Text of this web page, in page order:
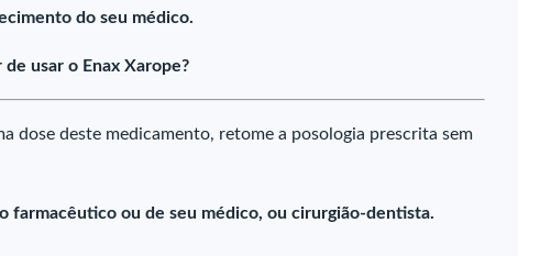
do seu médico.
usar o Enax Xarope?
dose deste medicamento, retome a posologia prescrita sem
farmacêutico ou de seu médico, ou cirurgião-dentista.